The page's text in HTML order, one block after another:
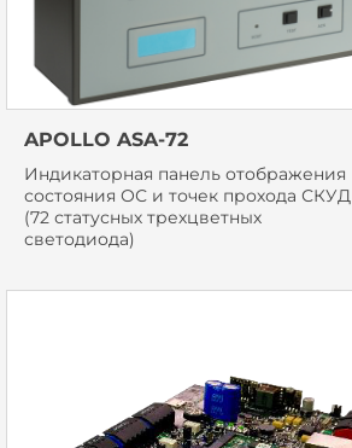
APOLLO ASA-72
Индикаторная панель отображения
состояния ОС и точек прохода СКУД
(72 статусных трехцветных
светодиода)